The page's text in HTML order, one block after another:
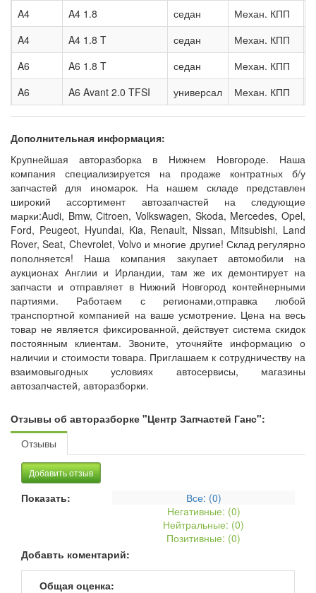
A4 A4 1.8 седан Механ. КПП
A4
A4 1.8 T седан Механ. КПП
A6
A6 1.8 T седан Механ. КПП
A6
A6 Avant 2.0 TFSI универсал Механ. КПП
Дополнительная информация:
Крупнейшая авторазборка в Нижнем Новгороде. Наша
компания специализируется на продаже контратных б/у
запчастей для иномарок. На нашем складе представлен
широкий ассортимент автозапчастей на следующие
марки:Audi, Bmw, Citroen, Volkswagen, Skoda, Mercedes, Opel,
Ford, Peugeot, Hyundai, Kia, Renault, Nissan, Mitsubishi, Land
Rover, Seat, Chevrolet, Volvo и многие другие! Склад регулярно
пополняется! Наша компания закупает автомобили на
аукционах Англии и Ирландии, там же их демонтирует на
запчасти и отправляет в Нижний Новгород контейнерными
партиями. Работаем с регионами,отправка любой
транспортной компанией на ваше усмотрение. Цена на весь
товар не является фиксированной, действует система скидок
постоянным клиентам. Звоните, уточняйте информацию о
наличии и стоимости товара. Приглашаем к сотрудничеству на
взаимовыгодных условиях автосервисы, магазины
автозапчастей, авторазборки.
Отзывы об авторазборке "Центр Запчастей Ганс":
Отзывы
Добавить отзыв
Показать: Все: (0)
Негативные: (0)
Нейтральные: (0)
Позитивные: (0)
Добавть коментарий:
Общая оценка: